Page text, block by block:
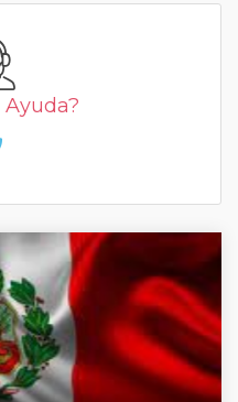
Ayuda?